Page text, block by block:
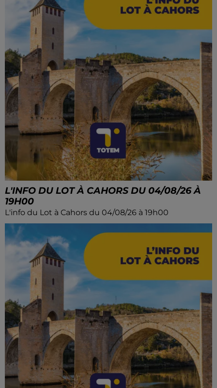
L'INFO DU LOT À CAHORS DU 04/08/26 À
19H00
L'info du Lot à Cahors du 04/08/26 à 19h00